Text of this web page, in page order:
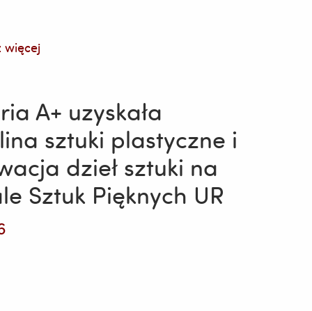
więcej
A+ uzyskała
sztuki plastyczne i
dzieł sztuki na
Sztuk Pięknych UR